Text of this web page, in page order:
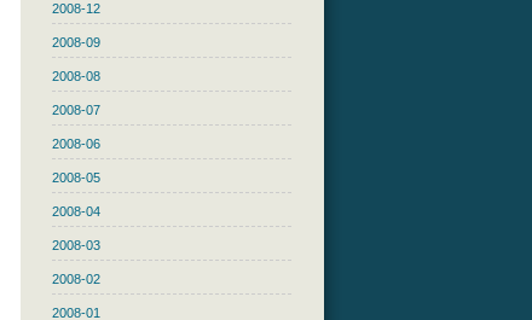
2008-12
2008-09
2008-08
2008-07
2008-06
2008-05
2008-04
2008-03
2008-02
2008-01